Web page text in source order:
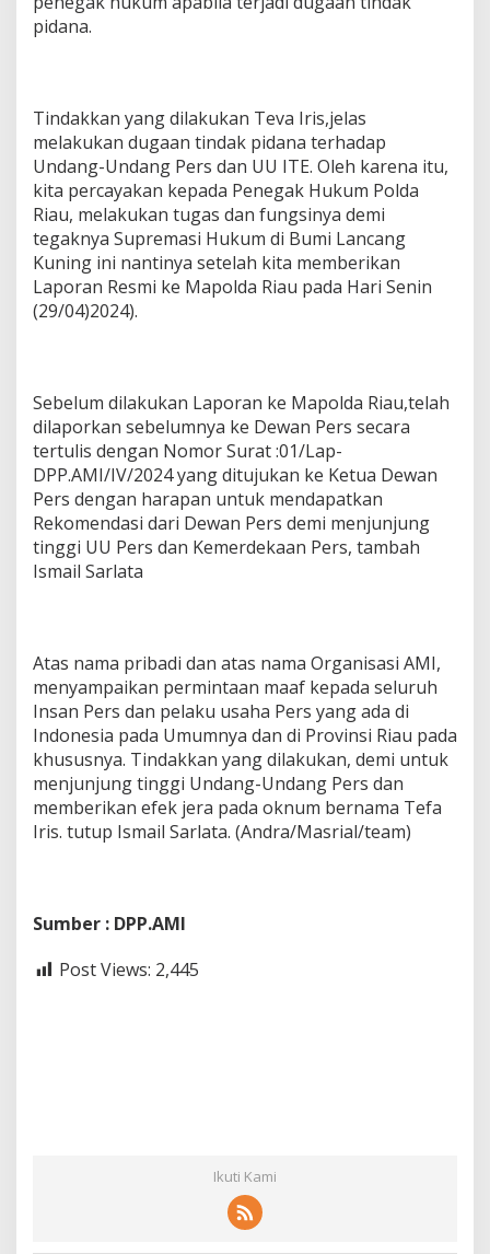
pidana.
Tindakkan yang dilakukan Teva Iris,jelas
melakukan dugaan tindak pidana terhadap
Undang-Undang Pers dan UU ITE. Oleh karena itu,
kita percayakan kepada Penegak Hukum Polda
Riau, melakukan tugas dan fungsinya demi
tegaknya Supremasi Hukum di Bumi Lancang
Kuning ini nantinya setelah kita memberikan
Laporan Resmi ke Mapolda Riau pada Hari Senin
(29/04)2024).
Sebelum dilakukan Laporan ke Mapolda Riau,telah
dilaporkan sebelumnya ke Dewan Pers secara
tertulis dengan Nomor Surat :01/Lap-
DPP.AMI/IV/2024 yang ditujukan ke Ketua Dewan
Pers dengan harapan untuk mendapatkan
Rekomendasi dari Dewan Pers demi menjunjung
tinggi UU Pers dan Kemerdekaan Pers, tambah
Ismail Sarlata
Atas nama pribadi dan atas nama Organisasi AMI,
menyampaikan permintaan maaf kepada seluruh
Insan Pers dan pelaku usaha Pers yang ada di
Indonesia pada Umumnya dan di Provinsi Riau pada
khususnya. Tindakkan yang dilakukan, demi untuk
menjunjung tinggi Undang-Undang Pers dan
memberikan efek jera pada oknum bernama Tefa
Iris. tutup Ismail Sarlata. (Andra/Masrial/team)
Sumber : DPP.AMI
Post Views: 2,445
Ikuti Kami